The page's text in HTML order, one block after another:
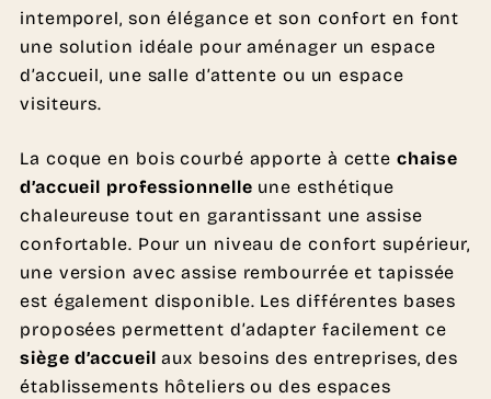
intemporel, son élégance et son confort en font
une solution idéale pour aménager un espace
d’accueil, une salle d’attente ou un espace
visiteurs.
La coque en bois courbé apporte à cette chaise
d’accueil professionnelle une esthétique
chaleureuse tout en garantissant une assise
confortable. Pour un niveau de confort supérieur,
une version avec assise rembourrée et tapissée
est également disponible. Les différentes bases
proposées permettent d’adapter facilement ce
siège d’accueil aux besoins des entreprises, des
établissements hôteliers ou des espaces